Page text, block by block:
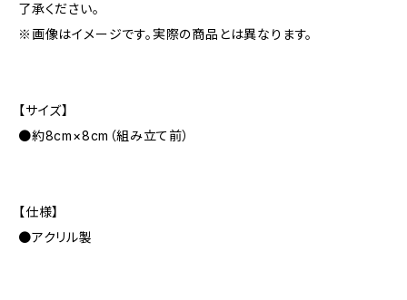
了承ください。
※画像はイメージです。実際の商品とは異なります。
【サイズ】
●約8cm×8cm（組み立て前）
【仕様】
●アクリル製